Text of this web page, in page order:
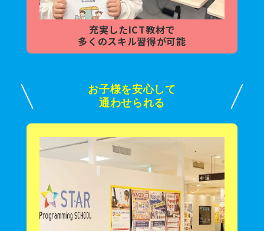
充実したICT教材で
多くのスキル習得が可能
お子様を安心して
通わせられる